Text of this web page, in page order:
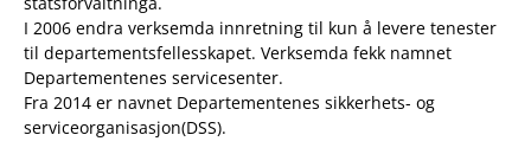
I 2006 endra verksemda innretning til kun å levere tenester
til departementsfellesskapet. Verksemda fekk namnet
Departementenes servicesenter.
Fra 2014 er navnet Departementenes sikkerhets- og
serviceorganisasjon(DSS).